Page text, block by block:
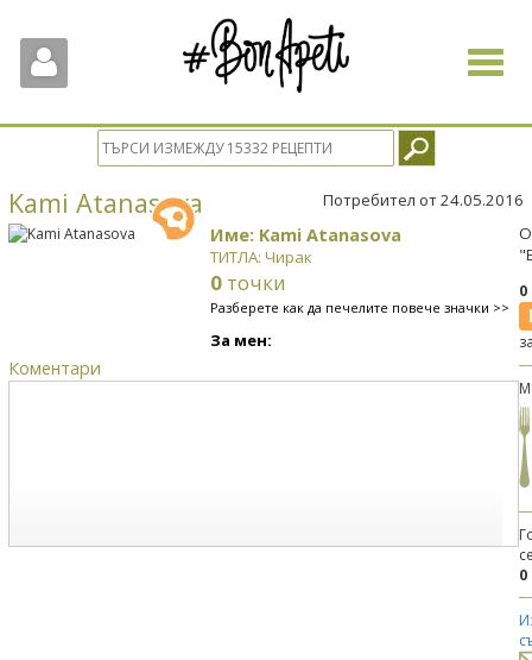
Toggle
Kami Atanasova Потребител от 24.05.2016
Име: Kami Atanasova
ТИТЛА: Чирак
0 точки
Разберете как да печелите повече значки >>
За мен:
Коментари
0